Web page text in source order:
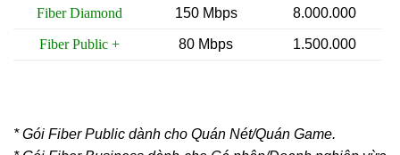
Fiber Diamond 150 Mbps 8.000.000
Fiber Public + 80 Mbps 1.500.000
* Gói Fiber Public dành cho Quán Nét/Quán Game.